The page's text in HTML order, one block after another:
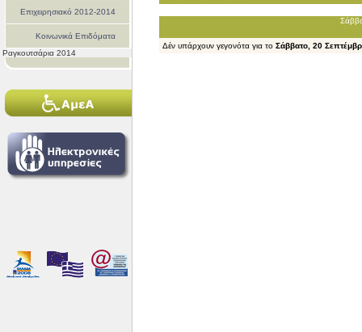
Επιχειρησιακό 2012-2014
Κοινωνικά Επιδόματα
Ραγκουτσάρια 2014
Δέν υπάρχουν γεγονότα για το Σάββατο, 20